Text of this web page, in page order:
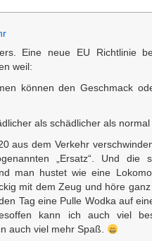
Eine neue EU Richtlinie
weil:
können den Geschmack
als schädlicher als normal
aus dem Verkehr
„Ersatz“. Und die
man hustet wie eine
mit dem Zeug und höre
Tag eine Pulle Wodka auf
kann ich auch viel
auch viel mehr Spaß.